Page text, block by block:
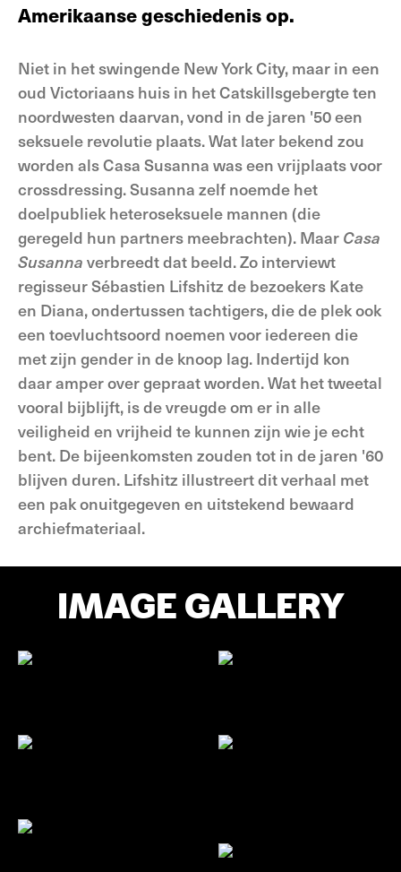
Amerikaanse geschiedenis op.
Niet in het swingende New York City, maar in een
oud Victoriaans huis in het Catskillsgebergte ten
noordwesten daarvan, vond in de jaren '50 een
seksuele revolutie plaats. Wat later bekend zou
worden als Casa Susanna was een vrijplaats voor
crossdressing. Susanna zelf noemde het
doelpubliek heteroseksuele mannen (die
geregeld hun partners meebrachten). Maar Casa
Susanna verbreedt dat beeld. Zo interviewt
regisseur Sébastien Lifshitz de bezoekers Kate
en Diana, ondertussen tachtigers, die de plek ook
een toevluchtsoord noemen voor iedereen die
met zijn gender in de knoop lag. Indertijd kon
daar amper over gepraat worden. Wat het tweetal
vooral bijblijft, is de vreugde om er in alle
veiligheid en vrijheid te kunnen zijn wie je echt
bent. De bijeenkomsten zouden tot in de jaren '60
blijven duren. Lifshitz illustreert dit verhaal met
een pak onuitgegeven en uitstekend bewaard
archiefmateriaal.
IMAGE GALLERY